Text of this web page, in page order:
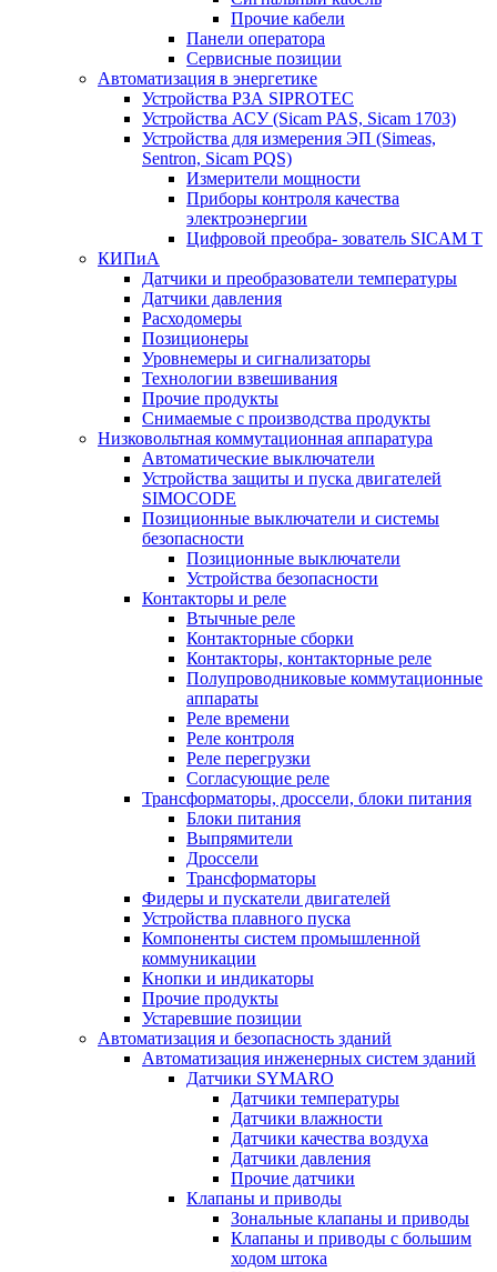
Прочие кабели
Панели оператора
Сервисные позиции
Автоматизация в энергетике
Устройства РЗА SIPROTEC
Устройства АСУ (Sicam PAS, Sicam 1703)
Устройства для измерения ЭП (Simeas,
Sentron, Sicam PQS)
Измерители мощности
Приборы контроля качества
электроэнергии
Цифровой преобра- зователь SICAM T
КИПиА
Датчики и преобразователи температуры
Датчики давления
Расходомеры
Позиционеры
Уровнемеры и сигнализаторы
Технологии взвешивания
Прочие продукты
Снимаемые с производства продукты
Низковольтная коммутационная аппаратура
Автоматические выключатели
Устройства защиты и пуска двигателей
SIMOCODE
Позиционные выключатели и системы
безопасности
Позиционные выключатели
Устройства безопасности
Контакторы и реле
Втычные реле
Контакторные сборки
Контакторы, контакторные реле
Полупроводниковые коммутационные
аппараты
Реле времени
Реле контроля
Реле перегрузки
Согласующие реле
Трансформаторы, дроссели, блоки питания
Блоки питания
Выпрямители
Дроссели
Трансформаторы
Фидеры и пускатели двигателей
Устройства плавного пуска
Компоненты систем промышленной
коммуникации
Кнопки и индикаторы
Прочие продукты
Устаревшие позиции
Автоматизация и безопасность зданий
Автоматизация инженерных систем зданий
Датчики SYMARO
Датчики температуры
Датчики влажности
Датчики качества воздуха
Датчики давления
Прочие датчики
Клапаны и приводы
Зональные клапаны и приводы
Клапаны и приводы с большим
ходом штока